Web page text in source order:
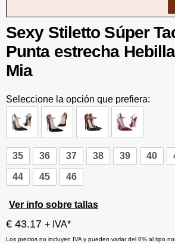
Sexy Stiletto Súper
Punta estrecha
Mia
Seleccione la opción que prefiera:
35 36 37 38 39 40
44 45 46
Ver info sobre tallas
€ 43.17 + IVA*
Los precios no incluyen IVA y pueden variar del 0% al tipo